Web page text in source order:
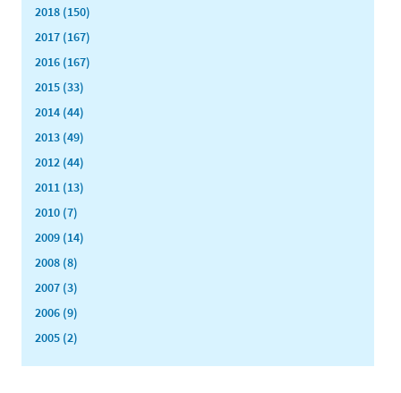
2018 (150)
2017 (167)
2016 (167)
2015 (33)
2014 (44)
2013 (49)
2012 (44)
2011 (13)
2010 (7)
2009 (14)
2008 (8)
2007 (3)
2006 (9)
2005 (2)